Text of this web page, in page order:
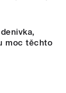
moc těchto